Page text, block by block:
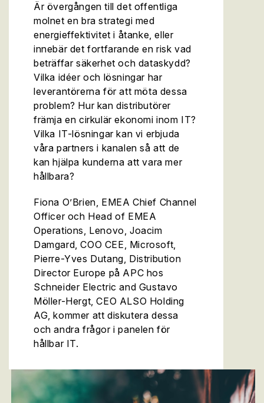
Är övergången till det offentliga
molnet en bra strategi med
energieffektivitet i åtanke, eller
innebär det fortfarande en risk vad
beträffar säkerhet och dataskydd?
Vilka idéer och lösningar har
leverantörerna för att möta dessa
problem? Hur kan distributörer
främja en cirkulär ekonomi inom IT?
Vilka IT-lösningar kan vi erbjuda
våra partners i kanalen så att de
kan hjälpa kunderna att vara mer
hållbara?
Fiona O’Brien, EMEA Chief Channel
Officer och Head of EMEA
Operations, Lenovo, Joacim
Damgard, COO CEE, Microsoft,
Pierre-Yves Dutang, Distribution
Director Europe på APC hos
Schneider Electric and Gustavo
Möller-Hergt, CEO ALSO Holding
AG, kommer att diskutera dessa
och andra frågor i panelen för
hållbar IT.